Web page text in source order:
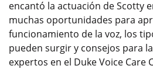
encantó la actuación de Scotty
muchas oportunidades para
funcionamiento de la voz, los
pueden surgir y consejos para
expertos en el Duke Voice Care